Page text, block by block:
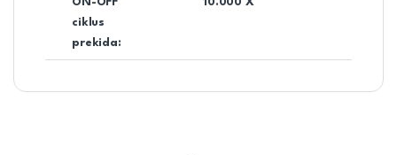
ciklus
prekida: